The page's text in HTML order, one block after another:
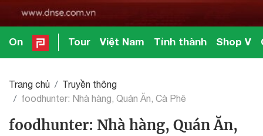
On Tour Việt Nam Tỉnh thành Shop V
Trang chủ
Truyền thông
foodhunter: Nhà hàng, Quán Ăn, Cà Phê
foodhunter: Nhà hàng, Quán Ăn,